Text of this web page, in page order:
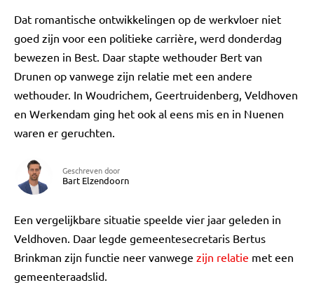
Dat romantische ontwikkelingen op de werkvloer niet
goed zijn voor een politieke carrière, werd donderdag
bewezen in Best. Daar stapte wethouder Bert van
Drunen op vanwege zijn relatie met een andere
wethouder. In Woudrichem, Geertruidenberg, Veldhoven
en Werkendam ging het ook al eens mis en in Nuenen
waren er geruchten.
Geschreven door
Bart Elzendoorn
Een vergelijkbare situatie speelde vier jaar geleden in
Veldhoven. Daar legde gemeentesecretaris Bertus
Brinkman zijn functie neer vanwege zijn relatie met een
gemeenteraadslid.